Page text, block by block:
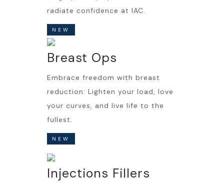
radiate confidence at IAC.
NEW
Breast Ops
Embrace freedom with breast
reduction: Lighten your load, love
your curves, and live life to the
fullest.
NEW
Injections Fillers